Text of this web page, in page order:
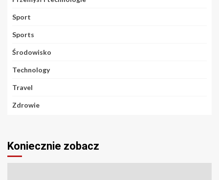
Sport
Sports
Środowisko
Technology
Travel
Zdrowie
Koniecznie zobacz